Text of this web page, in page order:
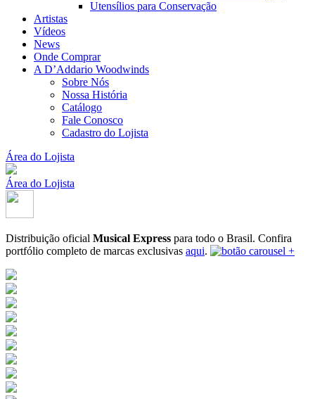
Utensílios para Conservação
Artistas
Vídeos
News
Onde Comprar
A D’Addario Woodwinds
Sobre Nós
Nossa História
Catálogo
Fale Conosco
Cadastro do Lojista
Área do Lojista
Área do Lojista
Distribuição oficial Musical Express para todo o Brasil. Confira
portfólio completo de marcas exclusivas aqui.